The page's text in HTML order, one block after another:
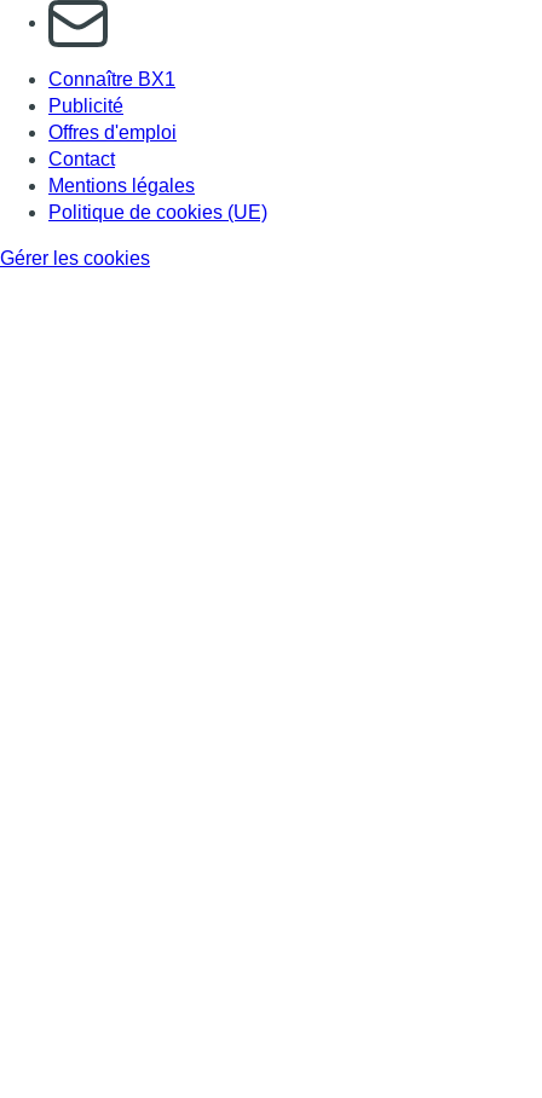
S'abonner à notre newsletter
Connaître BX1
Publicité
Offres d'emploi
Contact
Mentions légales
Politique de cookies (UE)
Gérer les cookies